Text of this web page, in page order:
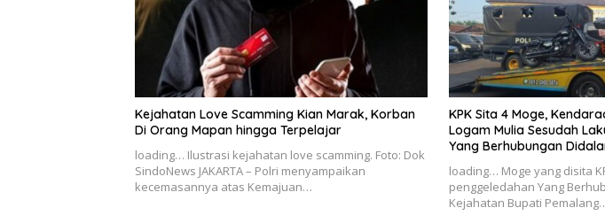
Kejahatan Love Scamming Kian Marak, Korban
Di Orang Mapan hingga Terpelajar
loading… Ilustrasi kejahatan love scamming. Foto: Dok
SindoNews JAKARTA – Polri menyampaikan
kecemasannya atas Kemajuan…
KPK Sita 4 Moge,
Logam Mulia Sesudah
Yang Berhubungan
loading… Moge yang disita
penggeledahan Yang
Kejahatan Bupati